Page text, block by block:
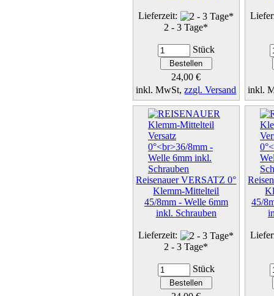
Lieferzeit:
2 - 3 Tage*
Stück
24,00 €
inkl. MwSt,zzgl. Versand
Details...
inkl.
Reisenauer VERSATZ 0°
Klemm-Mittelteil
45/8mm - Welle 6mm
inkl. Schrauben
Lieferzeit:
2 - 3 Tage*
Stück
45/